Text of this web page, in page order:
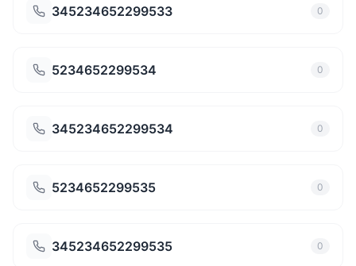
345234652299533 0
5234652299534 0
345234652299534 0
5234652299535 0
345234652299535 0